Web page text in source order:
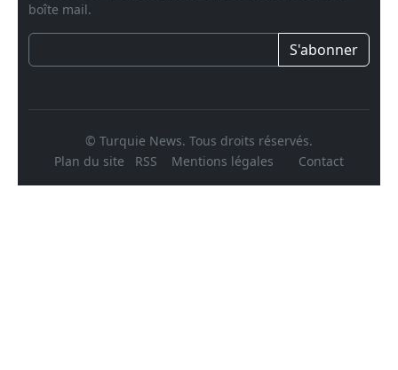
boîte mail.
S'abonner
© Turquie News. Tous droits réservés.
Plan du site
RSS Mentions légales Contact